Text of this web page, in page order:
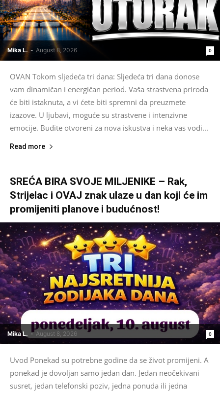
Mika L. - August 8, 2026 0
OVAN Tokom sljedeća tri dana: Sljedeća tri dana donose
vam dinamičan i energičan period. Vaša strastvena priroda
će biti istaknuta, a vi ćete biti spremni da preuzmete
izazove. U ljubavi, moguće su strastvene i intenzivne
emocije. Budite otvoreni za nova iskustva i neka vas vodi...
Read more
SREĆA BIRA SVOJE MILJENIKE – Rak,
Strijelac i OVAJ znak ulaze u dan koji će im
promijeniti planove i budućnost!
Mika L. - August 8, 2026 0
Uvod Ponekad su potrebne godine da se život promijeni. A
ponekad je dovoljan samo jedan dan. Jedan neočekivani
susret, jedan telefonski poziv, jedna ponuda ili jedna